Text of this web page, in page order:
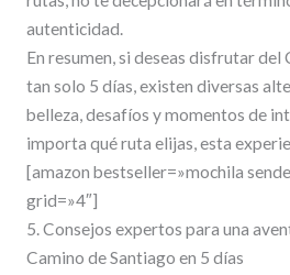
autenticidad.
En resumen, si deseas disfrutar del
tan solo 5 días, existen diversas
belleza, desafíos y momentos de
importa qué ruta elijas, esta
[amazon bestseller=»mochila
grid=»4″]
5. Consejos expertos para una
Camino de Santiago en 5 días